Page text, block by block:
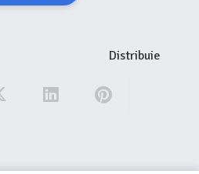
Distribuie